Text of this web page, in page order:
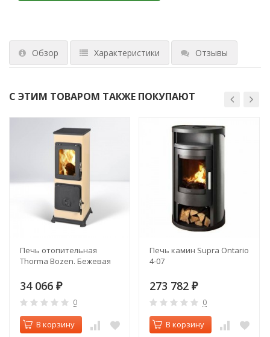
Обзор Характеристики Отзывы
С ЭТИМ ТОВАРОМ ТАКЖЕ ПОКУПАЮТ
Печь отопительная
Thorma Bozen. Бежевая
34 066 ₽
0
В корзину
Печь камин Supra Ontario
4-07
273 782 ₽
0
В корзину